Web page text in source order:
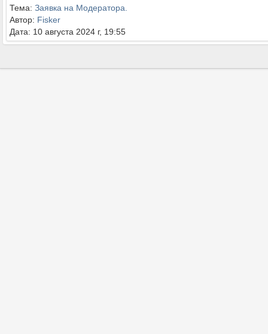
Тема: Заявка на Модератора.
Автор: Fisker
Дата: 10 августа 2024 г, 19:55